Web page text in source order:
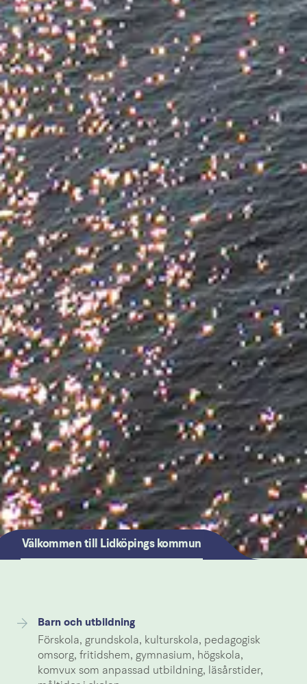
Välkommen till Lidköpings kommun
Barn och utbildning
Förskola, grundskola, kulturskola, pedagogisk
omsorg, fritidshem, gymnasium, högskola,
komvux som anpassad utbildning, läsårstider,